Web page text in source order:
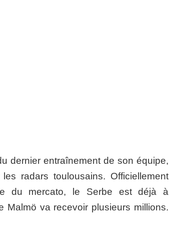
dernier entraînement de son équipe,
radars toulousains. Officiellement
du mercato, le Serbe est déjà à
Malmö va recevoir plusieurs millions.